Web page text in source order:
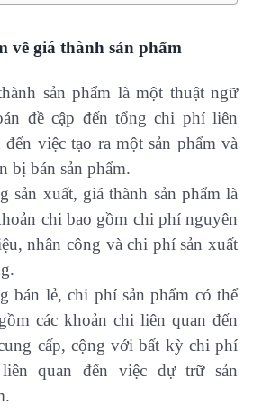
về giá thành sản phẩm
sản phẩm là một thuật ngữ
đề cập đến tổng chi phí liên
đến việc tạo ra một sản phẩm và
bị bán sản phẩm.
sản xuất, giá thành sản phẩm là
chi bao gồm chi phí nguyên
nhân công và chi phí sản xuất
bán lẻ, chi phí sản phẩm có thể
các khoản chi liên quan đến
cấp, cộng với bất kỳ chi phí
quan đến việc dự trữ sản